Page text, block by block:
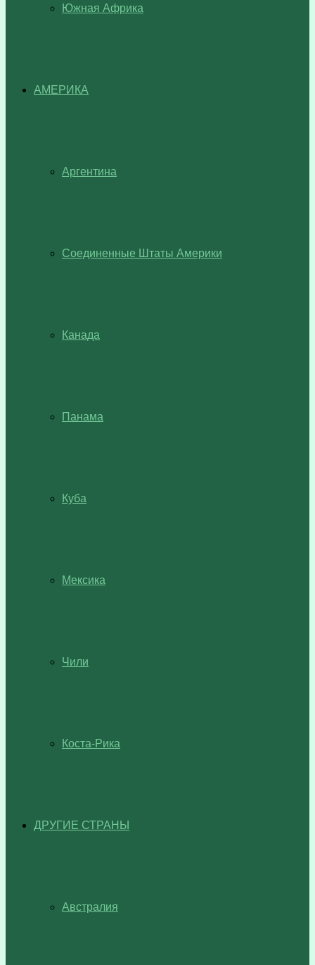
Южная Африка
АМЕРИКА
Аргентина
Соединенные Штаты Америки
Канада
Панама
Куба
Мексика
Чили
Коста-Рика
ДРУГИЕ СТРАНЫ
Австралия